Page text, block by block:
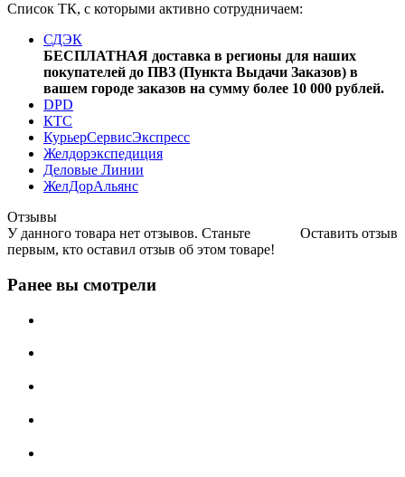
Список ТК, с которыми активно сотрудничаем:
СДЭК
БЕСПЛАТНАЯ доставка в регионы для наших
покупателей до ПВЗ (Пункта Выдачи Заказов) в
вашем городе заказов на сумму более 10 000 рублей.
DPD
КТС
КурьерСервисЭкспресс
Желдорэкспедиция
Деловые Линии
ЖелДорАльянс
Отзывы
Оставить отзыв
У данного товара нет отзывов. Станьте
первым, кто оставил отзыв об этом товаре!
Ранее вы смотрели